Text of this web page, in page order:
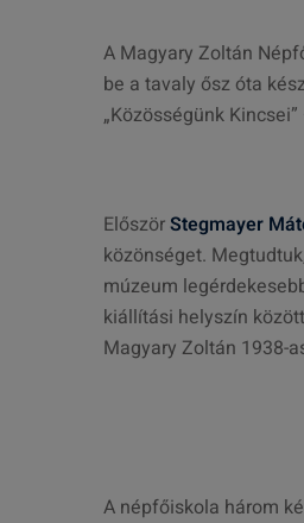
A Magyary Zoltán
be a tavaly ősz óta
„Közösségünk
ElőszörStegmayer
közönséget.
múzeum
kiállítási helyszín
Magyary Zoltán 1938-
A népfőiskola három